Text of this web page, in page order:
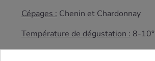
Cépages : Chenin et Chardonnay
Température de dégustation : 8-10°